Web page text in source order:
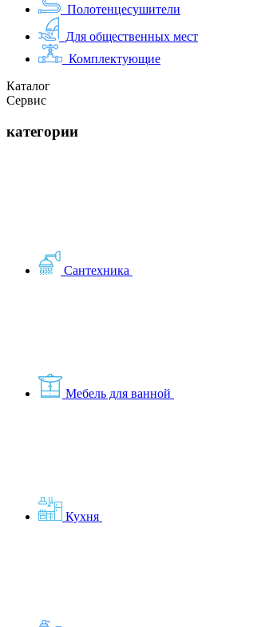
Полотенцесушители
Для общественных мест
Комплектующие
Каталог
Сервис
категории
Сантехника
Мебель для ванной
Кухня